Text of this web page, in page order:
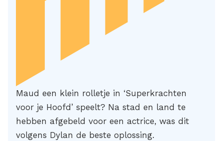
Maud een klein rolletje in ‘Superkrachten
voor je Hoofd’ speelt? Na stad en land te
hebben afgebeld voor een actrice, was dit
volgens Dylan de beste oplossing.